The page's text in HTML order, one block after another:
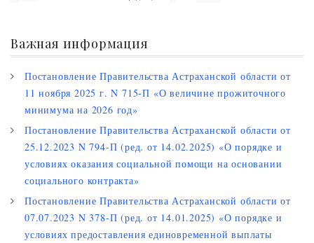
Важная информация
Постановление Правительства Астраханской области от
11 ноября 2025 г. N 715-П «О величине прожиточного
минимума на 2026 год»
Постановление Правительства Астраханской области от
25.12.2023 N 794-П (ред. от 14.02.2025) «О порядке и
условиях оказания социальной помощи на основании
социального контракта»
Постановление Правительства Астраханской области от
07.07.2023 N 378-П (ред. от 14.01.2025) «О порядке и
условиях предоставления единовременной выплаты